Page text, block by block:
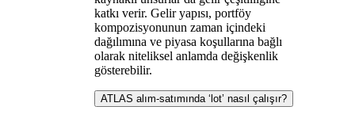
katkı verir. Gelir yapısı, portföy
kompozisyonunun zaman içindeki
dağılımına ve piyasa koşullarına bağlı
olarak niteliksel anlamda değişkenlik
gösterebilir.
ATLAS alım-satımında ‘lot’ nasıl çalışır?